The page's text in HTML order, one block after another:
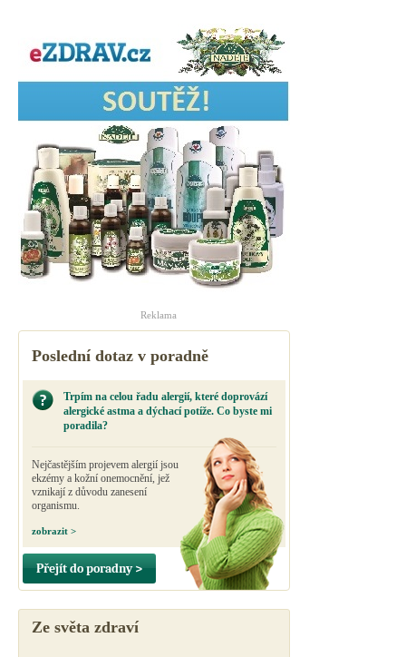
Reklama
Poslední dotaz v poradně
Trpím na celou řadu alergií, které doprovází
alergické astma a dýchací potíže. Co byste mi
poradila?
Nejčastějším projevem alergií jsou
ekzémy a kožní onemocnění, jež
vznikají z důvodu zanesení
organismu.
zobrazit >
Přejít do poradny >
Ze světa zdraví